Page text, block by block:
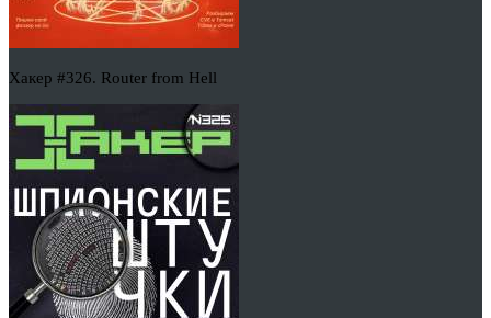
Хакер #326. Router from Hell